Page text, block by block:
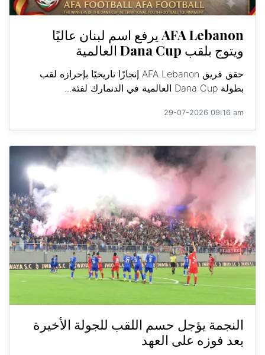
AFA Lebanon يرفع اسم لبنان عاليًا
ويتوج بلقب Dana Cup العالمية
حقق فريق AFA Lebanon إنجازًا تاريخيًا بإحرازه لقب
بطولة Dana Cup العالمية في الدنمارك لفئة...
29-07-2026 09:16 am
النجمة يؤجل حسم اللقب للجولة الأخيرة
بعد فوزه على العهد